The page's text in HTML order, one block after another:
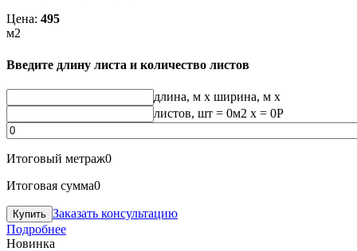
Цена: 495
м2
Введите длину листа и количество листов
длина, м x ширина, м x
листов, шт = 0м2 x = 0Р
Итоговый метраж0
Итоговая сумма0
Заказать консультацию
Подробнее
Новинка